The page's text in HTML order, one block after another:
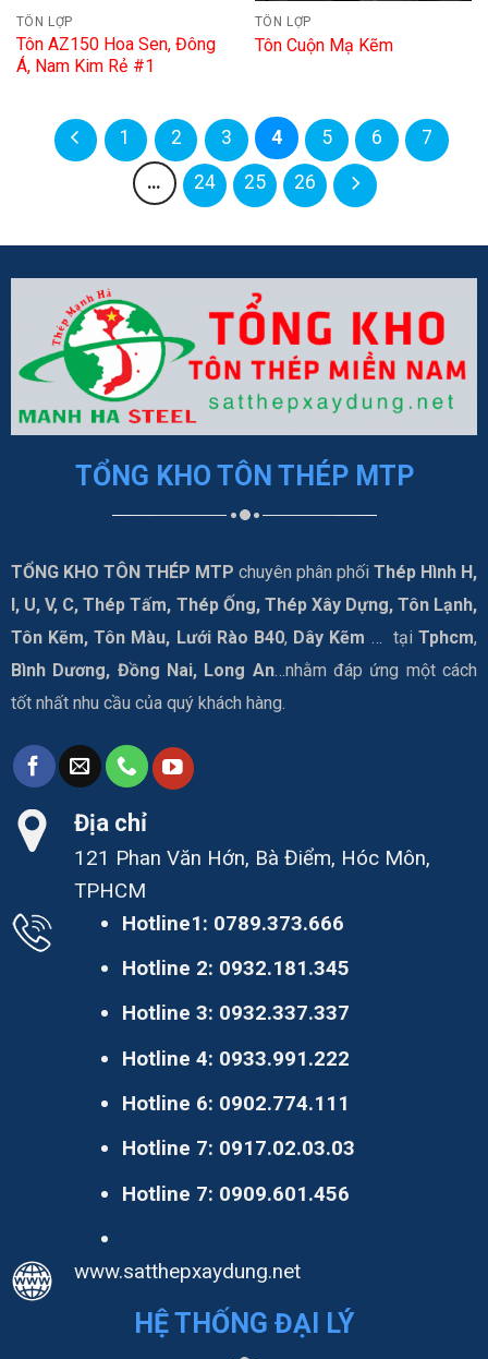
TÔN LỢP
Tôn AZ150 Hoa Sen, Đông
Á, Nam Kim Rẻ #1
TÔN LỢP
Tôn Cuộn Mạ Kẽm
1 2 3 4 5 6 7
… 24 25 26
TỔNG KHO TÔN THÉP MTP
TỔNG KHO TÔN THÉP MTP chuyên phân phốiThép Hình H,
I, U, V, C, Thép Tấm, Thép Ống, Thép Xây Dựng, Tôn Lạnh,
Tôn Kẽm, Tôn Màu, Lưới Rào B40, Dây Kẽm … tạiTphcm,
Bình Dương, Đồng Nai, Long An…nhằm đáp ứng một cách
tốt nhất nhu cầu của quý khách hàng.
Địa chỉ
121 Phan Văn Hớn, Bà Điểm, Hóc Môn,
TPHCM
Hotline1: 0789.373.666
Hotline 2: 0932.181.345
Hotline 3: 0932.337.337
Hotline 4: 0933.991.222
Hotline 6: 0902.774.111
Hotline 7: 0917.02.03.03
Hotline 7: 0909.601.456
www.satthepxaydung.net
HỆ THỐNG ĐẠI LÝ